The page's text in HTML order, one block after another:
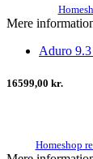
Mere
Aduro
16599,00 kr.
Homeshop